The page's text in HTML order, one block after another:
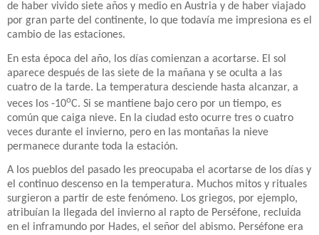
de haber vivido siete años y medio en Austria y de haber viajado
por gran parte del continente, lo que todavía me impresiona es el
cambio de las estaciones.
En esta época del año, los días comienzan a acortarse. El sol
aparece después de las siete de la mañana y se oculta a las
cuatro de la tarde. La temperatura desciende hasta alcanzar, a
veces los -10oC. Si se mantiene bajo cero por un tiempo, es
común que caiga nieve. En la ciudad esto ocurre tres o cuatro
veces durante el invierno, pero en las montañas la nieve
permanece durante toda la estación.
A los pueblos del pasado les preocupaba el acortarse de los días y
el continuo descenso en la temperatura. Muchos mitos y rituales
surgieron a partir de este fenómeno. Los griegos, por ejemplo,
atribuían la llegada del invierno al rapto de Perséfone, recluida
en el inframundo por Hades, el señor del abismo. Perséfone era